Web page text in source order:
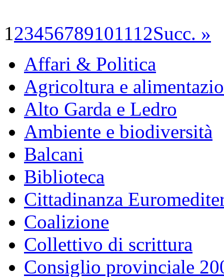
123456789101112Succ. »
Affari & Politica
Agricoltura e
Alto Garda e Ledro
Ambiente e biodiversità
Balcani
Biblioteca
Cittadinanza
Coalizione
Collettivo di scrittura
Consiglio provinciale